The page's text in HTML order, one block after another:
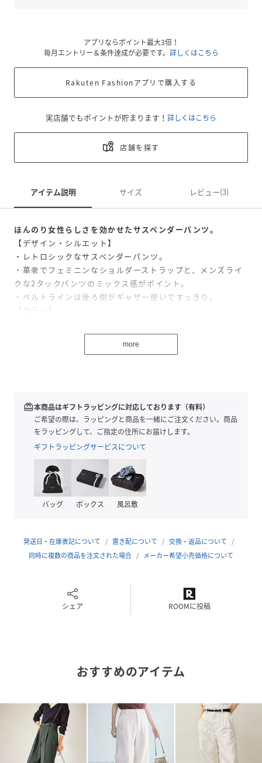
アプリならポイント最大3倍！
毎月エントリー＆条件達成が必要です。 詳しくはこちら
Rakuten Fashionアプリで購入する
実店舗でもポイントが貯まります！ 詳しくはこちら
店舗を探す
アイテム説明 サイズ レビュー(3)
ほんのり女性らしさを効かせたサスペンダーパンツ。
【デザイン・シルエット】
・レトロシックなサスペンダーパンツ。
・華奢でフェミニンなショルダーストラップと、メンズライ
クな2タックパンツのミックス感がポイント。
・ベルトラインは後ろ側がギャザー使いですっきり。
【カラー】
ブラック(01)グレー系(08)ベージュ(27):無地
め。
・ハイカットスニーカーやローファーと好相性。
-----------------------------
裏地:なし
透け感:なし
伸縮性:あり
生地感・厚さ:普通
ファスナー:あり
調節可能
ウエスト:後ろゴム
※撮影時の光、お使いのモニター環境によって色の見え方が
違う場合がございます。
ブラック（01）：中国｜グレー（07）：中国｜
素材
ブラック（01）：ポリエステル 64% レーヨン
32% ポリウレタン 4%｜グレー（07）：ポリエ
ステル 64% レーヨン 32% ポリウレタン 4%｜
グレー系（09）：ポリエステル 64% レーヨン
32% ポリウレタン 4%｜ベージュ（27）：ポリ
more
redeem本商品はギフトラッピングに対応しております（有料）
ご希望の際は、ラッピングと商品を一緒にご注文ください。商品
をラッピングして、ご指定の住所にお届けします。
ギフトラッピングサービスについて
バッグ ボックス 風呂敷
発送日・在庫表記について 置き配について
交換・返品について
同時に複数の商品を注文された場合
メーカー希望小売価格について
シェア ROOMに投稿
おすすめのアイテム